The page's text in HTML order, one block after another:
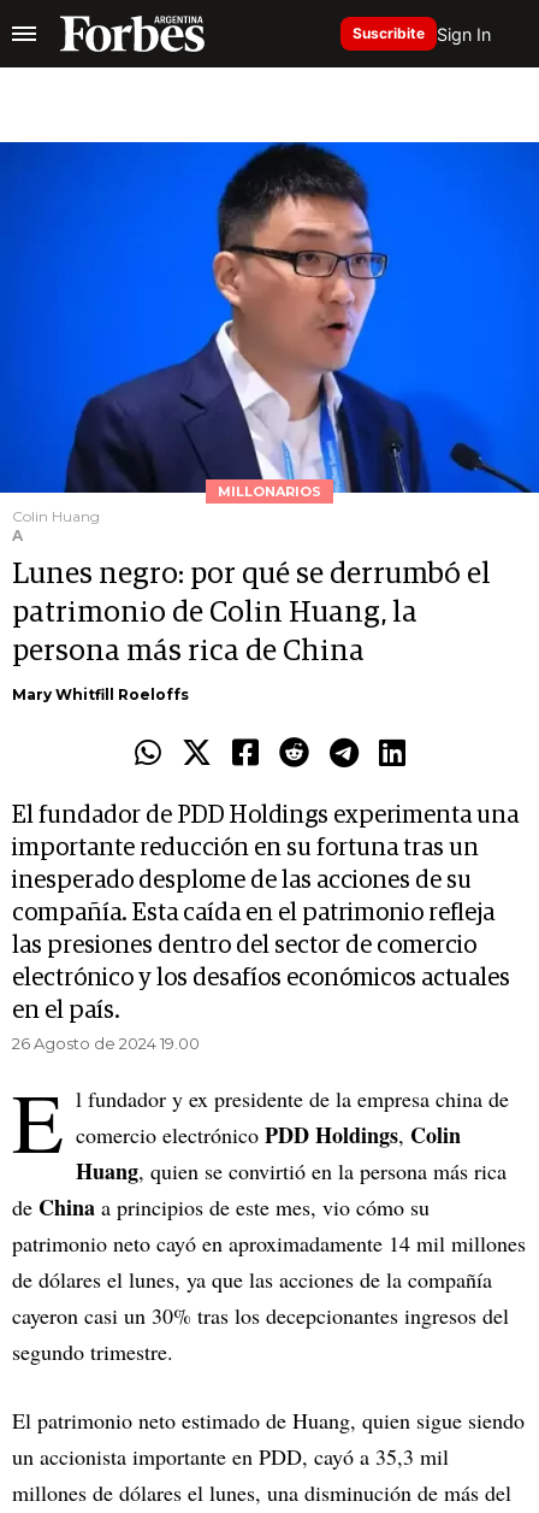
Suscribite Sign In
MILLONARIOS
Colin Huang
A
Lunes negro: por qué se derrumbó el
patrimonio de Colin Huang, la
persona más rica de China
Mary Whitfill Roeloffs
El fundador de PDD Holdings experimenta una
importante reducción en su fortuna tras un
inesperado desplome de las acciones de su
compañía. Esta caída en el patrimonio refleja
las presiones dentro del sector de comercio
electrónico y los desafíos económicos actuales
en el país.
26 Agosto de 2024 19.00
E l fundador y ex presidente de la empresa china de
comercio electrónico PDD Holdings, Colin
Huang, quien se convirtió en la persona más rica
de China a principios de este mes, vio cómo su
patrimonio neto cayó en aproximadamente 14 mil millones
de dólares el lunes, ya que las acciones de la compañía
cayeron casi un 30% tras los decepcionantes ingresos del
segundo trimestre.
El patrimonio neto estimado de Huang, quien sigue siendo
un accionista importante en PDD, cayó a 35,3 mil
millones de dólares el lunes, una disminución de más del